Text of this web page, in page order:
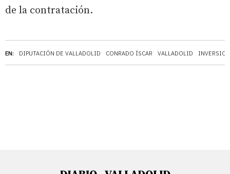
EN: DIPUTACIÓN DE VALLADOLID CONRADO ÍSCAR VALLADOLID
de la contratación.